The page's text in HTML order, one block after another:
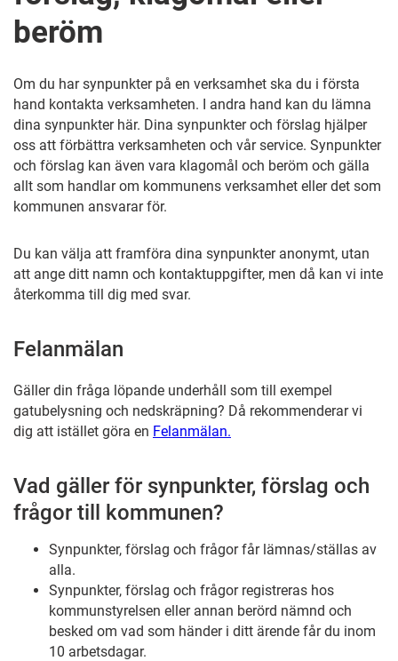
beröm
Om du har synpunkter på en verksamhet ska du i första
hand kontakta verksamheten. I andra hand kan du lämna
dina synpunkter här. Dina synpunkter och förslag hjälper
oss att förbättra verksamheten och vår service. Synpunkter
och förslag kan även vara klagomål och beröm och gälla
allt som handlar om kommunens verksamhet eller det som
kommunen ansvarar för.
Du kan välja att framföra dina synpunkter anonymt, utan
att ange ditt namn och kontaktuppgifter, men då kan vi inte
återkomma till dig med svar.
Felanmälan
Gäller din fråga löpande underhåll som till exempel
gatubelysning och nedskräpning? Då rekommenderar vi
dig att istället göra en Felanmälan.
Vad gäller för synpunkter, förslag och
frågor till kommunen?
Synpunkter, förslag och frågor får lämnas/ställas av
alla.
Synpunkter, förslag och frågor registreras hos
kommunstyrelsen eller annan berörd nämnd och
besked om vad som händer i ditt ärende får du inom
10 arbetsdagar.